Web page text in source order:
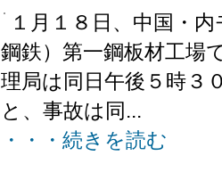
１月１８日、中国・
鋼鉄）第一鋼板材工場
理局は同日午後５時３
と、事故は同...
・・・続きを読む